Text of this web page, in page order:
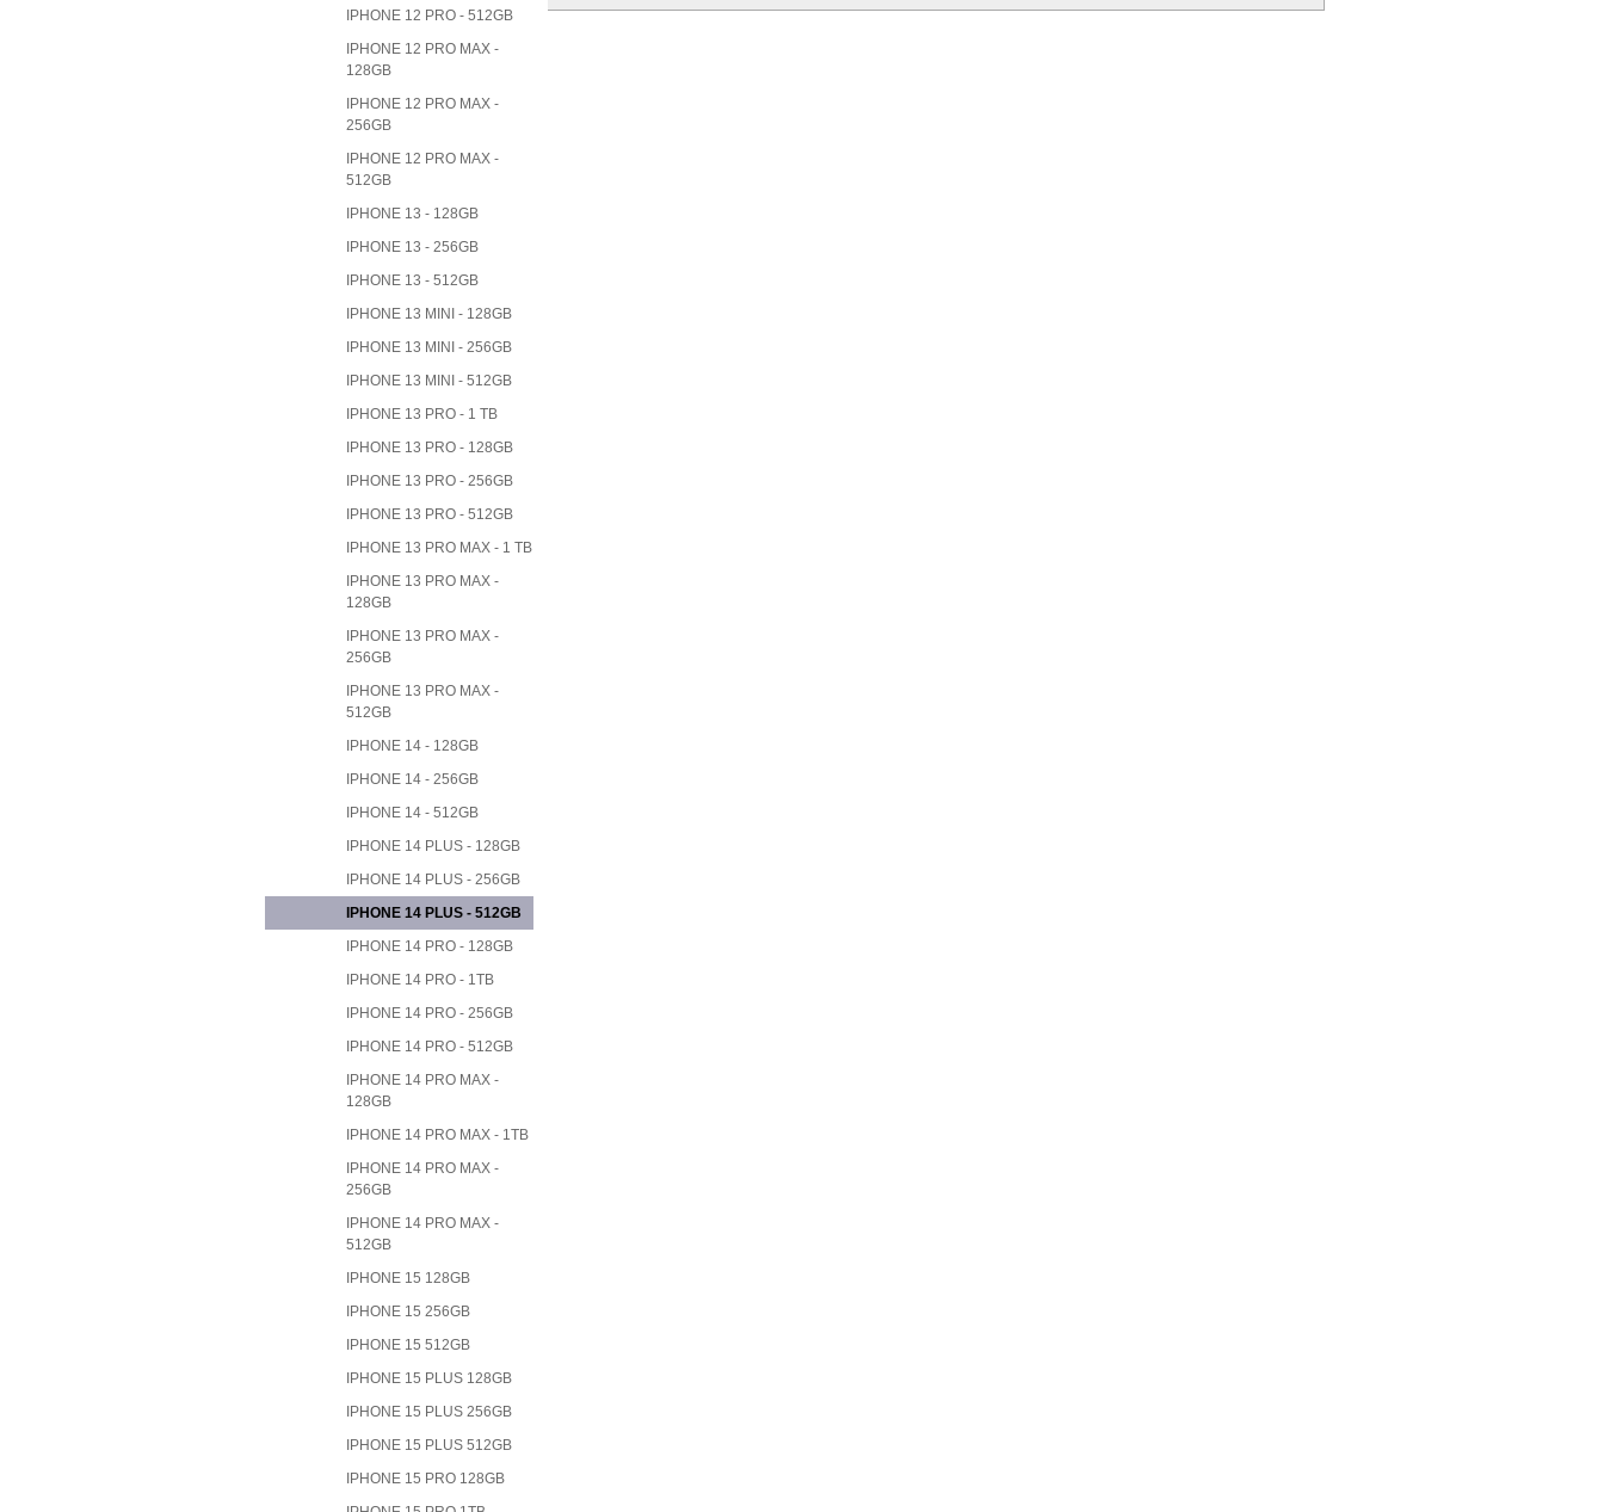
IPHONE 12 PRO - 512GB
IPHONE 12 PRO MAX -
128GB
IPHONE 12 PRO MAX -
256GB
IPHONE 12 PRO MAX -
512GB
IPHONE 13 - 128GB
IPHONE 13 - 256GB
IPHONE 13 - 512GB
IPHONE 13 MINI - 128GB
IPHONE 13 MINI - 256GB
IPHONE 13 MINI - 512GB
IPHONE 13 PRO - 1 TB
IPHONE 13 PRO - 128GB
IPHONE 13 PRO - 256GB
IPHONE 13 PRO - 512GB
IPHONE 13 PRO MAX - 1 TB
IPHONE 13 PRO MAX -
128GB
IPHONE 13 PRO MAX -
256GB
IPHONE 13 PRO MAX -
512GB
IPHONE 14 - 128GB
IPHONE 14 - 256GB
IPHONE 14 - 512GB
IPHONE 14 PLUS - 128GB
IPHONE 14 PLUS - 256GB
IPHONE 14 PLUS - 512GB
IPHONE 14 PRO - 128GB
IPHONE 14 PRO - 1TB
IPHONE 14 PRO - 256GB
IPHONE 14 PRO - 512GB
IPHONE 14 PRO MAX -
128GB
IPHONE 14 PRO MAX - 1TB
IPHONE 14 PRO MAX -
256GB
IPHONE 14 PRO MAX -
512GB
IPHONE 15 128GB
IPHONE 15 256GB
IPHONE 15 512GB
IPHONE 15 PLUS 128GB
IPHONE 15 PLUS 256GB
IPHONE 15 PLUS 512GB
IPHONE 15 PRO 128GB